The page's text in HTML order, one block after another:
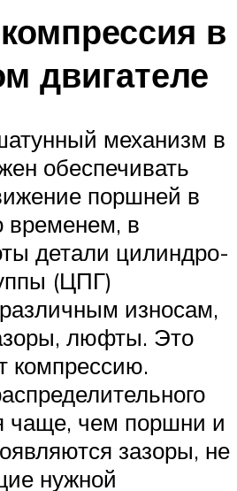
в
двигателе
механизм в
обеспечивать
поршней в
временем, в
детали цилиндро-
(ЦПГ)
износам,
люфты. Это
компрессию.
чаще, чем поршни и
зазоры, не
нужной